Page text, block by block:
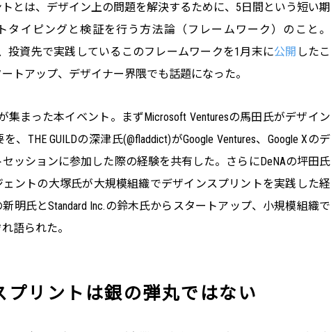
とは、デザイン上の問題を解決するために、5日間という短い期
タイピングと検証を行う方法論（フレームワーク）のこと。
、投資先で実践しているこのフレームワークを1月末に公開 したこ
トアップ、デザイナー界隈でも話題になった。
集まった本イベント。まずMicrosoft Venturesの馬田氏がデザイン
、THE GUILDの深津氏(@fladdict)がGoogle Ventures、Google Xのデ
ッションに参加した際の経験を共有した。さらにDeNAの坪田氏
ェントの大塚氏が大規模組織でデザインスプリントを実践した経
明氏とStandard Inc.の鈴木氏からスタートアップ、小規模組織で
語られた。
プリントは銀の弾丸ではない